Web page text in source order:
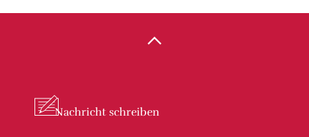
Nachricht schreiben